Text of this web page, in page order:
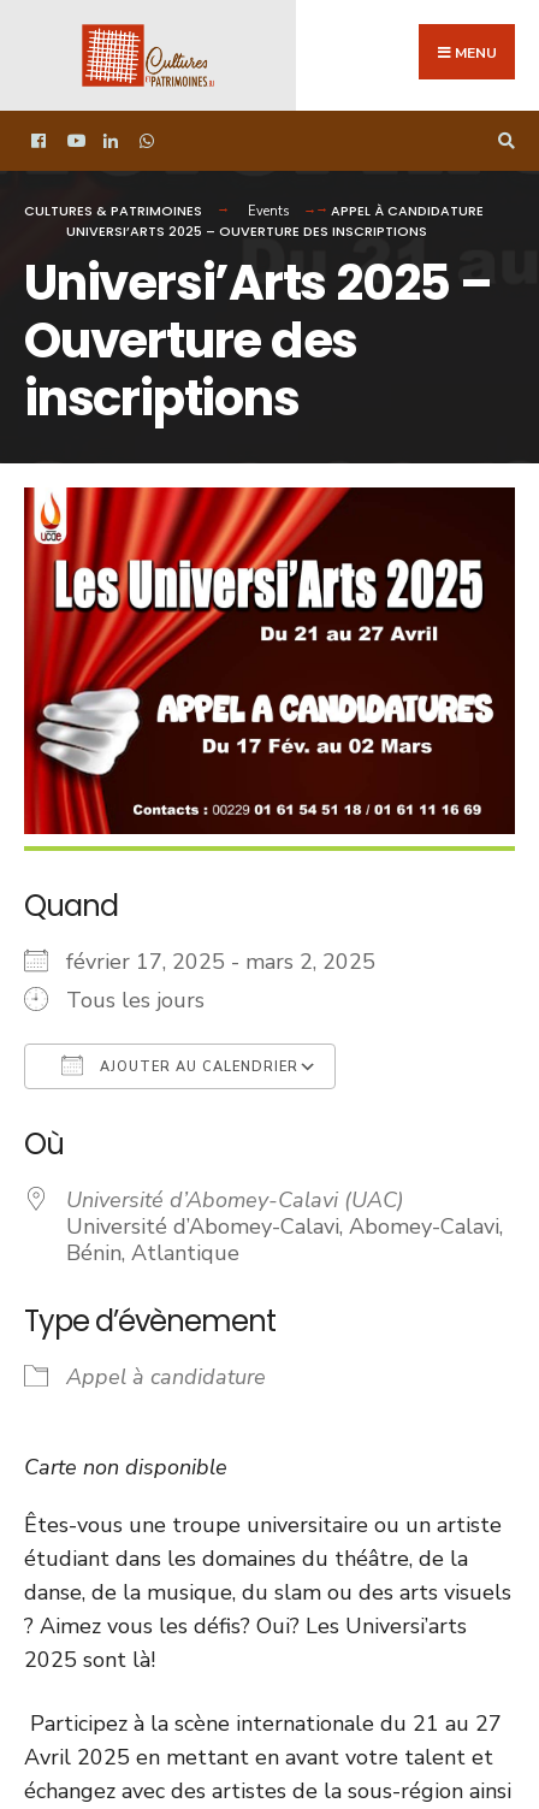
MENU
CULTURES & PATRIMOINES Events
APPEL À CANDIDATURE
UNIVERSI’ARTS 2025 – OUVERTURE DES INSCRIPTIONS
Universi’Arts 2025 –
Ouverture des
inscriptions
Quand
février 17, 2025 - mars 2, 2025
Tous les jours
AJOUTER AU CALENDRIER
Où
Université d’Abomey-Calavi (UAC)
Université d’Abomey-Calavi, Abomey-Calavi,
Bénin, Atlantique
Type d’évènement
Appel à candidature
Carte non disponible
Êtes-vous une troupe universitaire ou un artiste
étudiant dans les domaines du théâtre, de la
danse, de la musique, du slam ou des arts visuels
? Aimez vous les défis? Oui? Les Universi’arts
2025 sont là!
Participez à la scène internationale du 21 au 27
Avril 2025 en mettant en avant votre talent et
échangez avec des artistes de la sous-région ainsi